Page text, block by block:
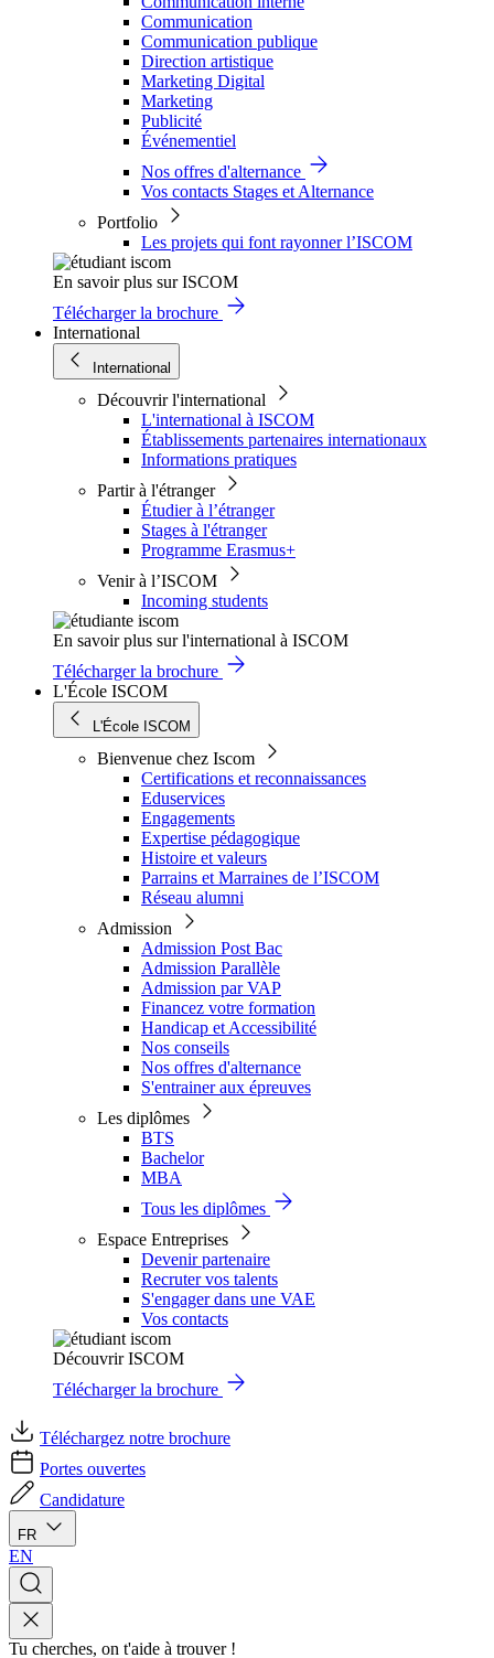
Communication
Communication publique
Direction artistique
Marketing Digital
Marketing
Publicité
Événementiel
Nos offres d'alternance
Vos contacts Stages et Alternance
Portfolio
Les projets qui font rayonner l’ISCOM
En savoir plus sur ISCOM
Télécharger la brochure
International
International
Découvrir l'international
L'international à ISCOM
Établissements partenaires internationaux
Informations pratiques
Partir à l'étranger
Étudier à l’étranger
Stages à l'étranger
Programme Erasmus+
Venir à l’ISCOM
Incoming students
En savoir plus sur l'international à ISCOM
Télécharger la brochure
L'École ISCOM
L'École ISCOM
Bienvenue chez Iscom
Certifications et reconnaissances
Eduservices
Engagements
Expertise pédagogique
Histoire et valeurs
Parrains et Marraines de l’ISCOM
Réseau alumni
Admission
Admission Post Bac
Admission Parallèle
Admission par VAP
Financez votre formation
Handicap et Accessibilité
Nos conseils
Nos offres d'alternance
S'entrainer aux épreuves
Les diplômes
BTS
Bachelor
MBA
Tous les diplômes
Espace Entreprises
Devenir partenaire
Recruter vos talents
S'engager dans une VAE
Vos contacts
Découvrir ISCOM
Télécharger la brochure
Téléchargez notre brochure
Portes ouvertes
Candidature
FR
EN
Tu cherches, on t'aide à trouver !